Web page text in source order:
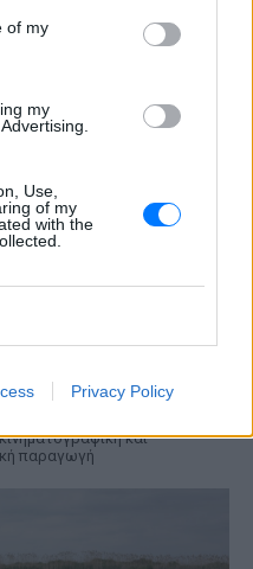
of my
my
Use,
of my
with the
Privacy Policy
πανηγύρια της
Η A Promise to Animals
«επίθεση στον τόπο»
ΧΤΕΣ
έντονη αντιπαράθεση στα
δικτύωσης
ηθοποιός Νίκος
έως το «Μάθε παιδί μου
και το τηλεοπτικό
και
παραγωγή